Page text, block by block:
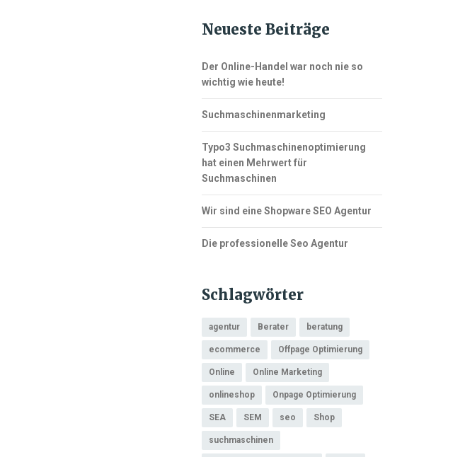
Neueste Beiträge
Der Online-Handel war noch nie so
wichtig wie heute!
Suchmaschinenmarketing
Typo3 Suchmaschinenoptimierung
hat einen Mehrwert für
Suchmaschinen
Wir sind eine Shopware SEO Agentur
Die professionelle Seo Agentur
Schlagwörter
agentur Berater beratung
ecommerce Offpage Optimierung
Online Online Marketing
onlineshop Onpage Optimierung
SEA SEM seo Shop
suchmaschinen